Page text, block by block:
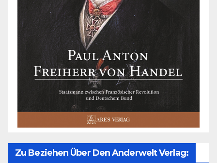
Zu Beziehen Über Den Anderwelt Verlag: